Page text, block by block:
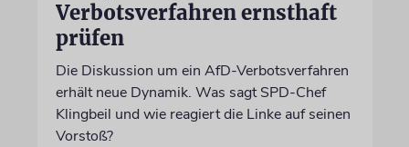
Verbotsverfahren ernsthaft
prüfen
Die Diskussion um ein AfD-Verbotsverfahren
erhält neue Dynamik. Was sagt SPD-Chef
Klingbeil und wie reagiert die Linke auf seinen
Vorstoß?